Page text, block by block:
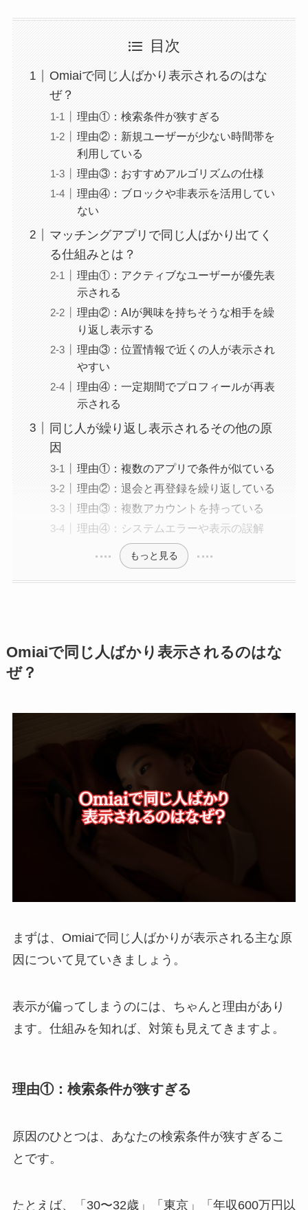
目次
Omiaiで同じ人ばかり表示されるのはな
ぜ？
理由①：検索条件が狭すぎる
理由②：新規ユーザーが少ない時間帯を
利用している
理由③：おすすめアルゴリズムの仕様
理由④：ブロックや非表示を活用してい
ない
マッチングアプリで同じ人ばかり出てく
る仕組みとは？
理由①：アクティブなユーザーが優先表
示される
理由②：AIが興味を持ちそうな相手を繰
り返し表示する
理由③：位置情報で近くの人が表示され
やすい
理由④：一定期間でプロフィールが再表
示される
同じ人が繰り返し表示されるその他の原
因
理由①：複数のアプリで条件が似ている
理由②：退会と再登録を繰り返している
理由③：複数アカウントを持っている
理由④：システムエラーや表示の誤解
もっと見る
Omiaiで同じ人ばかり表示されるのはな
ぜ？
まずは、Omiaiで同じ人ばかりが表示される主な原
因について見ていきましょう。
表示が偏ってしまうのには、ちゃんと理由があり
ます。仕組みを知れば、対策も見えてきますよ。
理由①：検索条件が狭すぎる
原因のひとつは、あなたの検索条件が狭すぎるこ
とです。
たとえば、「30〜32歳」「東京」「年収600万円以